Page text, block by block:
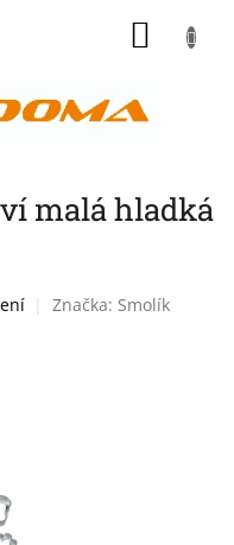
malá hladká
Značka: Smolík